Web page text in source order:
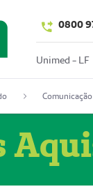
0800
Unimed - LF
Comunicação